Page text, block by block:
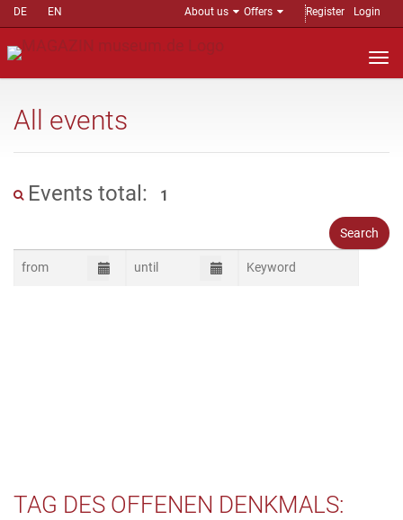
DE EN About us Offers Register Login
All events
Events total: 1
TAG DES OFFENEN DENKMALS: